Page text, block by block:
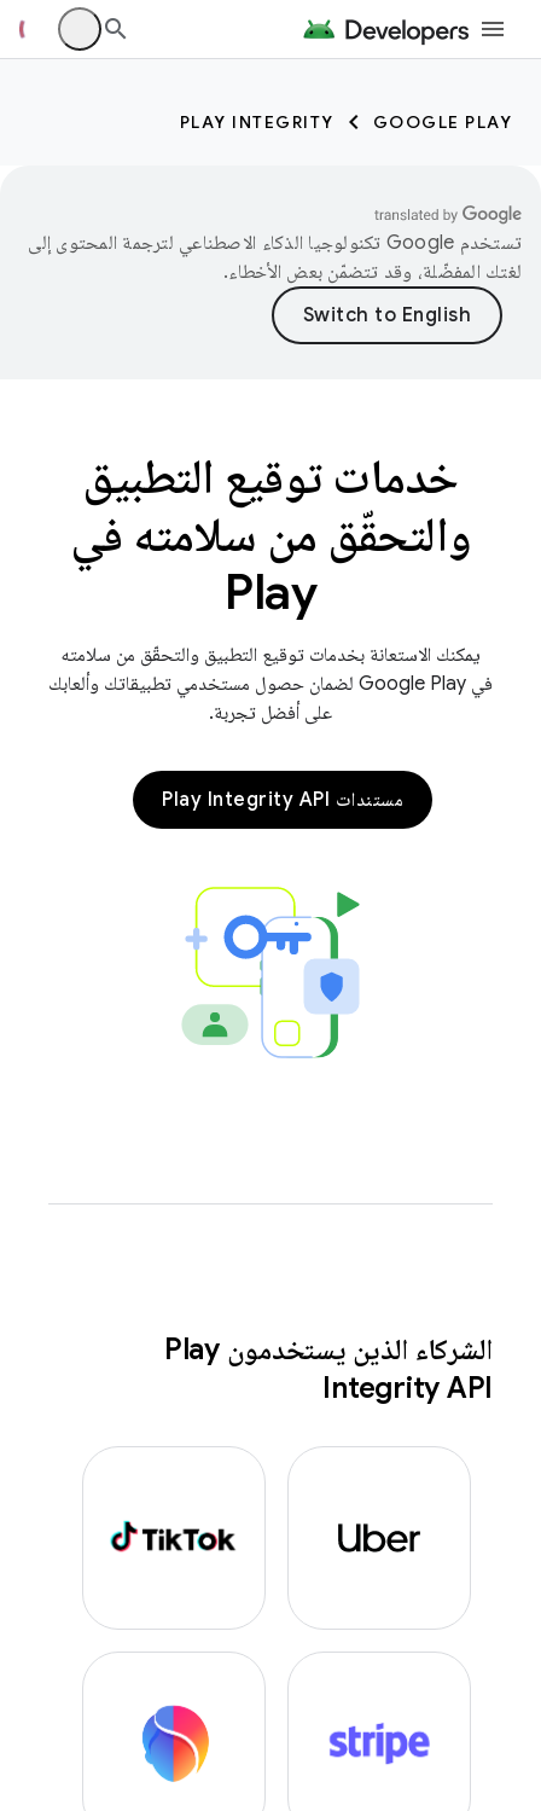
GOOGLE PLAY
PLAY INTEGRITY
تستخدم Google تكنولوجيا الذكاء الاصطناعي لترجمة المحتوى إلى
لغتك المفضّلة، وقد تتضمّن بعض الأخطاء.
خدمات توقيع التطبيق
والتحقّق من سلامته في
Play
يمكنك الاستعانة بخدمات توقيع التطبيق والتحقّق من سلامته
في Google Play لضمان حصول مستخدمي تطبيقاتك وألعابك
على أفضل تجربة.
مستندات Play Integrity API
الشركاء الذين يستخدمون Play
Integrity API